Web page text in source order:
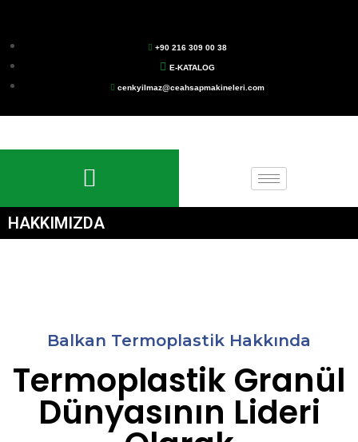
+90 216 309 00 38
E-KATALOG
cenkyilmaz@ceahsapmakineleri.com
HAKKIMIZDA
Balkan Termoplastik Hakkında
Termoplastik Granül
Dünyasının Lideri